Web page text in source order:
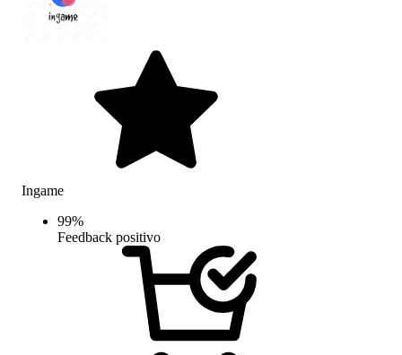
Ingame
99%
Feedback positivo